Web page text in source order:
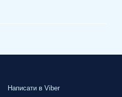
Написати в Viber